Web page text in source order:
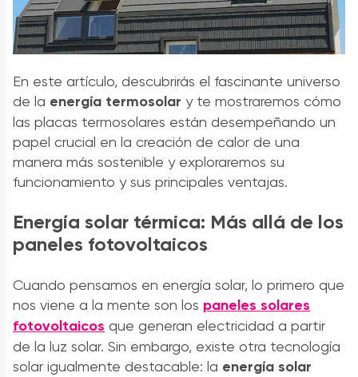
En este artículo, descubrirás el fascinante universo
de la energía termosolar y te mostraremos cómo
las placas termosolares están desempeñando un
papel crucial en la creación de calor de una
manera más sostenible y exploraremos su
funcionamiento y sus principales ventajas.
Energía solar térmica: Más allá de los
paneles fotovoltaicos
Cuando pensamos en energía solar, lo primero que
nos viene a la mente son los paneles solares
fotovoltaicos que generan electricidad a partir
de la luz solar. Sin embargo, existe otra tecnología
solar igualmente destacable: la energía solar